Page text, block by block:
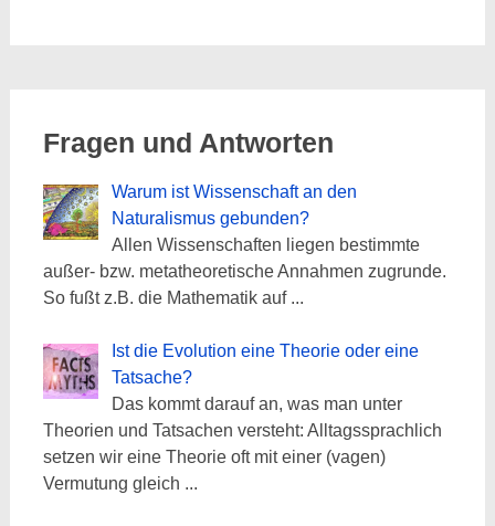
Fragen und Antworten
Warum ist Wissenschaft an den
Naturalismus gebunden?
Allen Wissenschaften liegen bestimmte
außer- bzw. metatheoretische Annahmen zugrunde.
So fußt z.B. die Mathematik auf ...
Ist die Evolution eine Theorie oder eine
Tatsache?
Das kommt darauf an, was man unter
Theorien und Tatsachen versteht: Alltagssprachlich
setzen wir eine Theorie oft mit einer (vagen)
Vermutung gleich ...